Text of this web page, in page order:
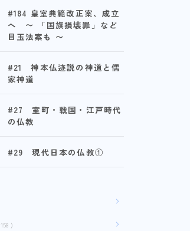
#184 皇室典範改正案、成立
へ 〜 「国旗損壊罪」など
目玉法案も 〜
#21 神本仏迹説の神道と儒
家神道
#27 室町・戦国・江戸時代
の仏教
#29 現代日本の仏教①
158